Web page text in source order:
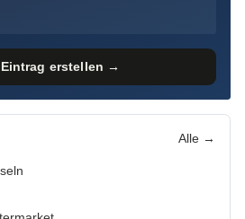
erstellen →
Alle →